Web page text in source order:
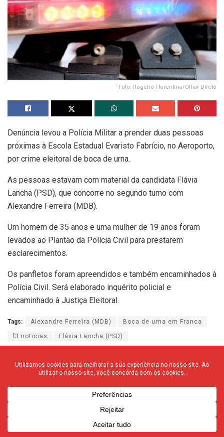
Foto: Rogério Florentino/Olhar Direto
Denúncia levou a Polícia Militar a prender duas pessoas
próximas à Escola Estadual Evaristo Fabrício, no Aeroporto,
por crime eleitoral de boca de urna.
As pessoas estavam com material da candidata Flávia
Lancha (PSD), que concorre no segundo turno com
Alexandre Ferreira (MDB).
Um homem de 35 anos e uma mulher de 19 anos foram
levados ao Plantão da Polícia Civil para prestarem
esclarecimentos.
Os panfletos foram apreendidos e também encaminhados à
Polícia Civil. Será elaborado inquérito policial e
encaminhado à Justiça Eleitoral.
Tags: Alexandre Ferreira (MDB) Boca de urna em Franca
f3 noticias Flávia Lancha (PSD)